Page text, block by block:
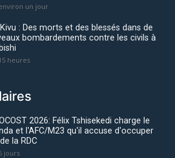
un jour
: Des morts et des blessés dans de
bombardements contre les civils à
heures
2026: Félix Tshisekedi charge le
et l'AFC/M23 qu'il accuse d'occuper
la RDC
jours